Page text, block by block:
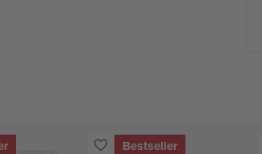
Bestseller